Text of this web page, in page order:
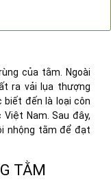
của tằm. Ngoài
ra vải lụa thượng
biết đến là loại côn
Nam. Sau đây,
nhộng tằm để đạt
TẰM